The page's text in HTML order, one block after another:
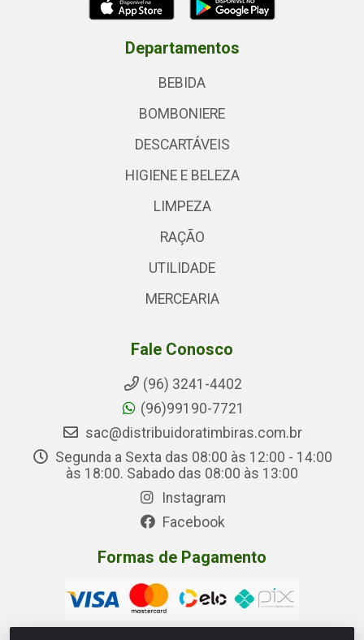
Departamentos
BEBIDA
BOMBONIERE
DESCARTÁVEIS
HIGIENE E BELEZA
LIMPEZA
RAÇÃO
UTILIDADE
MERCEARIA
Fale Conosco
(96) 3241-4402
(96)99190-7721
sac@distribuidoratimbiras.com.br
Segunda a Sexta das 08:00 às 12:00 - 14:00
às 18:00. Sabado das 08:00 às 13:00
Instagram
Facebook
Formas de Pagamento